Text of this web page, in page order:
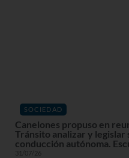
SOCIEDAD
Canelones propuso en
Tránsito analizar y legislar
conducción autónoma.
31/07/26